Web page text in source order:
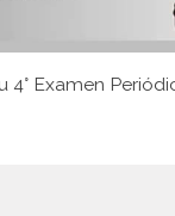
4° Examen